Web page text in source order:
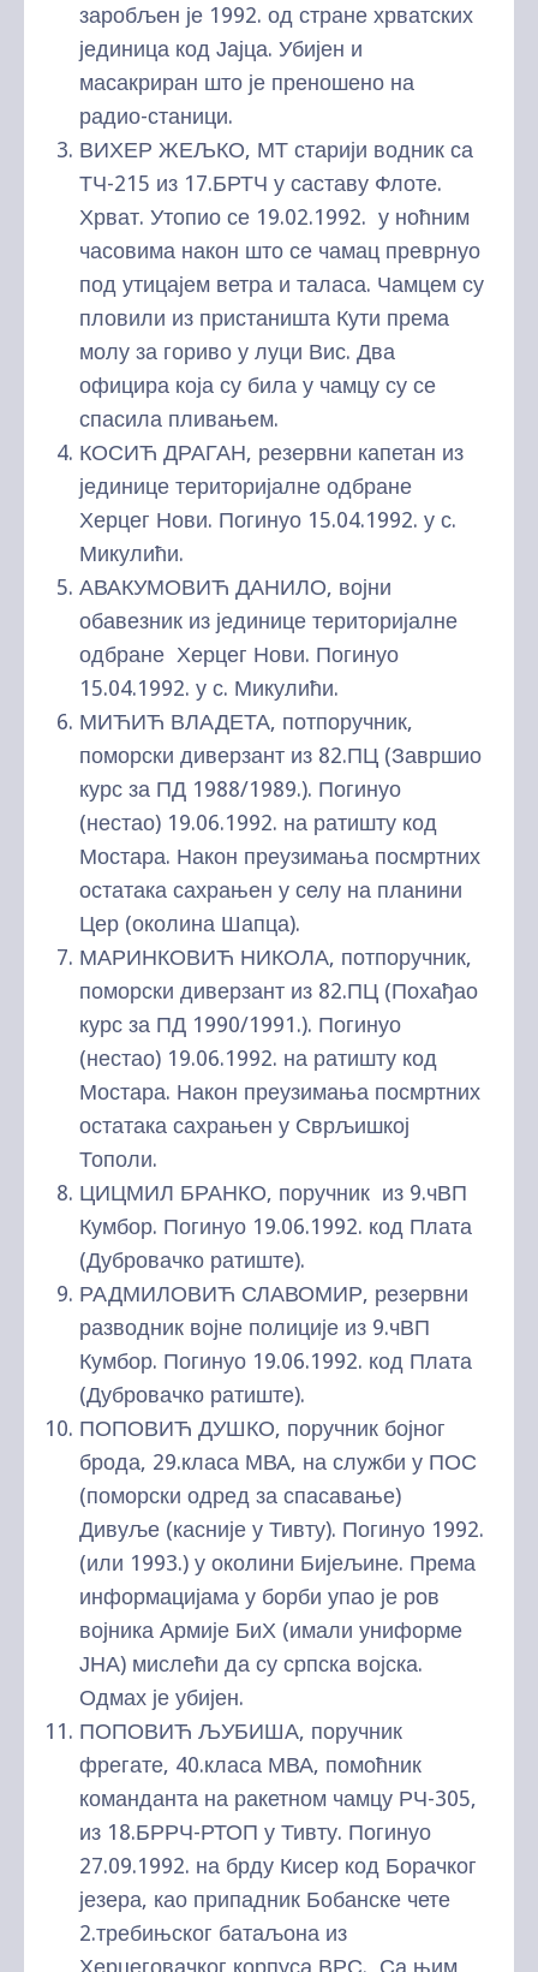
заробљен је 1992. од стране хрватских
јединица код Јајца. Убијен и
масакриран што је преношено на
радио-станици.
ВИХЕР ЖЕЉКО, МТ старији водник са
ТЧ-215 из 17.БРТЧ у саставу Флоте.
Хрват. Утопио се 19.02.1992. у ноћним
часовима након што се чамац преврнуо
под утицајем ветра и таласа. Чамцем су
пловили из пристаништа Кути према
молу за гориво у луци Вис. Два
официра која су била у чамцу су се
спасила пливањем.
КОСИЋ ДРАГАН, резервни капетан из
јединице територијалне одбране
Херцег Нови. Погинуо 15.04.1992. у с.
Микулићи.
АВАКУМОВИЋ ДАНИЛО, војни
обавезник из јединице територијалне
одбране Херцег Нови. Погинуо
15.04.1992. у с. Микулићи.
МИЋИЋ ВЛАДЕТА, потпоручник,
поморски диверзант из 82.ПЦ (Завршио
курс за ПД 1988/1989.). Погинуо
(нестао) 19.06.1992. на ратишту код
Мостара. Након преузимања посмртних
остатака сахрањен у селу на планини
Цер (околина Шапца).
МАРИНКОВИЋ НИКОЛА, потпоручник,
поморски диверзант из 82.ПЦ (Похађао
курс за ПД 1990/1991.). Погинуо
(нестао) 19.06.1992. на ратишту код
Мостара. Након преузимања посмртних
остатака сахрањен у Сврљишкој
Тополи.
ЦИЦМИЛ БРАНКО, поручник из 9.чВП
Кумбор. Погинуо 19.06.1992. код Плата
(Дубровачко ратиште).
РАДМИЛОВИЋ СЛАВОМИР, резервни
разводник војне полиције из 9.чВП
Кумбор. Погинуо 19.06.1992. код Плата
(Дубровачко ратиште).
ПОПОВИЋ ДУШКО, поручник бојног
брода, 29.класа МВА, на служби у ПОС
(поморски одред за спасавање)
Дивуље (касније у Тивту). Погинуо 1992.
(или 1993.) у околини Бијељине. Према
информацијама у борби упао је ров
војника Армије БиХ (имали униформе
ЈНА) мислећи да су српска војска.
Одмах је убијен.
ПОПОВИЋ ЉУБИША, поручник
фрегате, 40.класа МВА, помоћник
команданта на ракетном чамцу РЧ-305,
из 18.БРРЧ-РТОП у Тивту. Погинуо
27.09.1992. на брду Кисер код Борачког
језера, као припадник Бобанске чете
2.требињског батаљона из
Херцеговачког корпуса ВРС. Са њим